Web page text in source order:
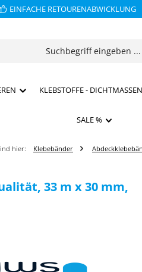
EINFACHE RETOURENABWICKLUNG
KLEBSTOFFE - DICHTMASSEN
SALE %
hier: Klebebänder
33 m x 30 mm,